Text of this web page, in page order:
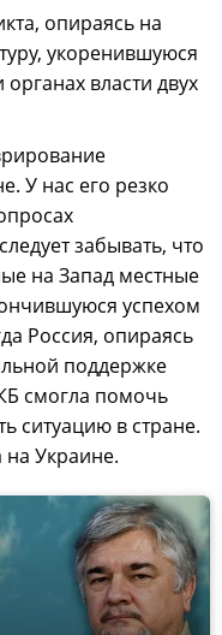
опираясь на
укоренившуюся
власти двух
У нас его резко
забывать, что
на Запад местные
успехом
Россия, опираясь
поддержке
смогла помочь
ситуацию в стране.
на Украине.